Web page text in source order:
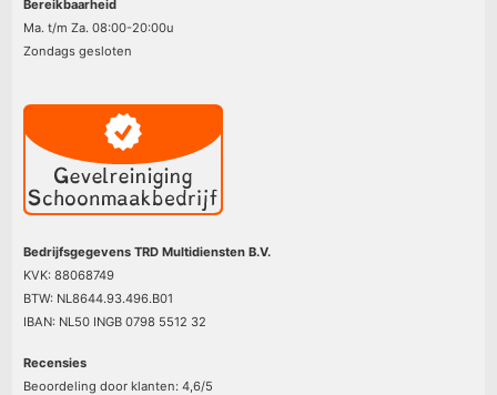
Bereikbaarheid
Ma. t/m Za. 08:00-20:00u
Zondags gesloten
Bedrijfsgegevens TRD Multidiensten B.V.
KVK: 88068749
BTW: NL8644.93.496.B01
IBAN: NL50 INGB 0798 5512 32
Recensies
Beoordeling door klanten:4,6/5